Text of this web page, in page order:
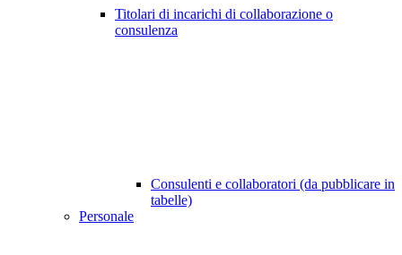
Titolari di incarichi di collaborazione o
consulenza
Consulenti e collaboratori (da pubblicare in
tabelle)
Personale